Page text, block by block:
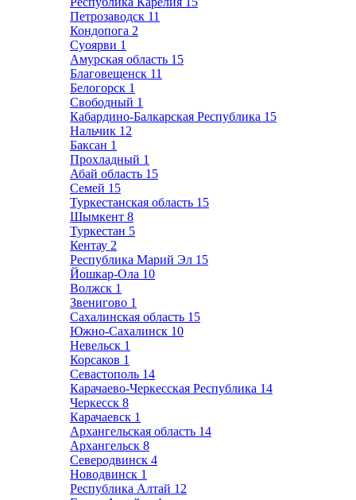
Петрозаводск 11
Кондопога 2
Суоярви 1
Амурская область 15
Благовещенск 11
Белогорск 1
Свободный 1
Кабардино-Балкарская Республика 15
Нальчик 12
Баксан 1
Прохладный 1
Абай область 15
Семей 15
Туркестанская область 15
Шымкент 8
Туркестан 5
Кентау 2
Республика Марий Эл 15
Йошкар-Ола 10
Волжск 1
Звенигово 1
Сахалинская область 15
Южно-Сахалинск 10
Невельск 1
Корсаков 1
Севастополь 14
Карачаево-Черкесская Республика 14
Черкесск 8
Карачаевск 1
Архангельская область 14
Архангельск 8
Северодвинск 4
Новодвинск 1
Республика Алтай 12